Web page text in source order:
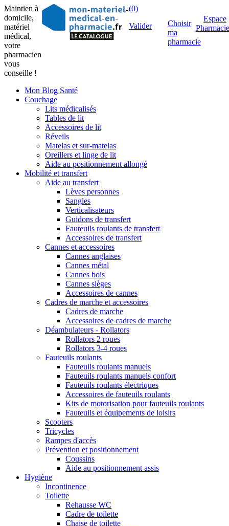
Maintien à
domicile,
matériel
médical,
votre
pharmacien
vous
conseille !
(0)
Valider
Choisir
ma
pharmacie
Espace
Mon Blog Santé
Couchage
Lits médicalisés
Tables de lit
Accessoires de lit
Réveils
Matelas et sur-matelas
Oreillers et linge de lit
Aide au positionnement allongé
Mobilité et transfert
Aide au transfert
Lèves personnes
Sangles
Verticalisateurs
Guidons de transfert
Fauteuils roulants de transfert
Accessoires de transfert
Cannes et accessoires
Cannes anglaises
Cannes métal
Cannes bois
Cannes sièges
Accessoires de cannes
Cadres de marche et accessoires
Cadres de marche
Accessoires de cadres de marche
Déambulateurs - Rollators
Rollators 2 roues
Rollators 3-4 roues
Fauteuils roulants
Fauteuils roulants manuels
Fauteuils roulants manuels confort
Fauteuils roulants électriques
Accessoires de fauteuils roulants
Kits de motorisation pour fauteuils roulants
Fauteuils et équipements de loisirs
Scooters
Tricycles
Rampes d'accès
Prévention et positionnement
Coussins
Aide au positionnement assis
Hygiène
Incontinence
Toilette
Rehausse WC
Cadre de toilette
Chaise de toilette